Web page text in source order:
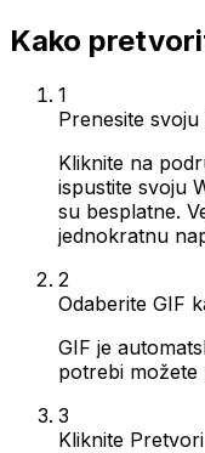
Kako
1
Prenesite
Kliknite na
ispustite svoju
su besplatne.
jednokratnu
2
Odaberite GIF
GIF je
potrebi možete
3
Kliknite Pretvori